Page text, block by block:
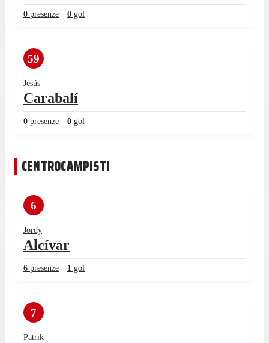
0 presenze 0 gol
59
Jesús
Carabalí
0 presenze 0 gol
CENTROCAMPISTI
6
Jordy
Alcívar
6 presenze 1 gol
7
Patrik